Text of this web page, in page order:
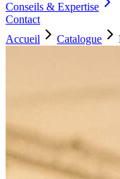
Conseils & Expertise
Contact
Accueil
Catalogue